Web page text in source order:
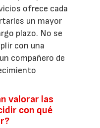
ofrece cada
un mayor
plazo. No se
con una
compañero de
valorar las
con qué